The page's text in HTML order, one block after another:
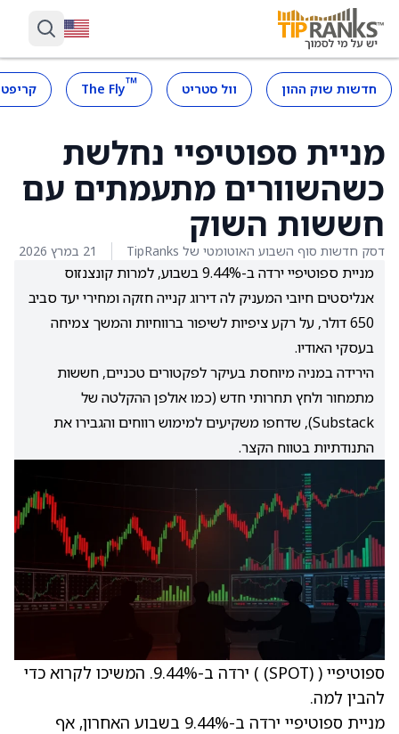
חדשות שוק ההון וול סטריט ™
The Fly
מניית ספוטיפיי נחלשת
כשהשוורים מתעמתים עם
חששות השוק
דסק חדשות סוף השבוע האוטומטי של TipRanks 21 במרץ 2026
מניית ספוטיפיי ירדה ב-9.44% בשבוע, למרות קונצנזוס
אנליסטים חיובי המעניק לה דירוג קנייה חזקה ומחירי יעד סביב
650 דולר, על רקע ציפיות לשיפור ברווחיות והמשך צמיחה
בעסקי האודיו.
הירידה במניה מיוחסת בעיקר לפקטורים טכניים, חששות
מתמחור ולחץ תחרותי חדש (כמו אולפן ההקלטה של
Substack), שדחפו משקיעים למימוש רווחים והגבירו את
התנודתיות בטווח הקצר.
ספוטיפיי ( (SPOT)
) ירדה ב-9.44%. המשיכו לקרוא כדי
להבין למה.
מניית ספוטיפיי ירדה ב-9.44% בשבוע האחרון, אף